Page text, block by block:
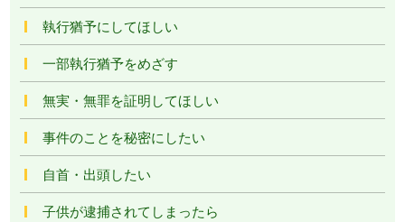
執行猶予にしてほしい
一部執行猶予をめざす
無実・無罪を証明してほしい
事件のことを秘密にしたい
自首・出頭したい
子供が逮捕されてしまったら